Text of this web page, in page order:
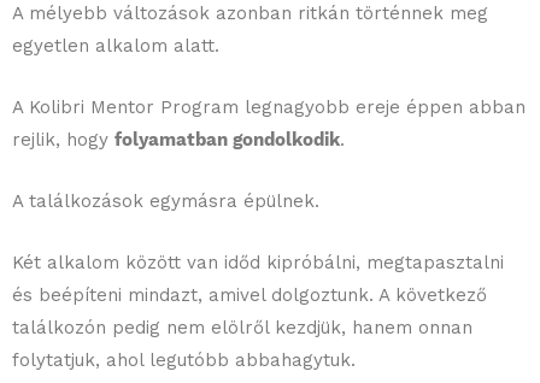
A mélyebb változások azonban ritkán történnek meg
egyetlen alkalom alatt.
A Kolibri Mentor Program legnagyobb ereje éppen abban
rejlik, hogy folyamatban gondolkodik.
A találkozások egymásra épülnek.
Két alkalom között van időd kipróbálni, megtapasztalni
és beépíteni mindazt, amivel dolgoztunk. A következő
találkozón pedig nem elölről kezdjük, hanem onnan
folytatjuk, ahol legutóbb abbahagytuk.